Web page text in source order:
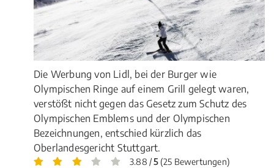
Die Werbung von Lidl, bei der Burger wie
Olympischen Ringe auf einem Grill gelegt waren,
verstößt nicht gegen das Gesetz zum Schutz des
Olympischen Emblems und der Olympischen
Bezeichnungen, entschied kürzlich das
Oberlandesgericht Stuttgart.
3.88 /5(25 Bewertungen)